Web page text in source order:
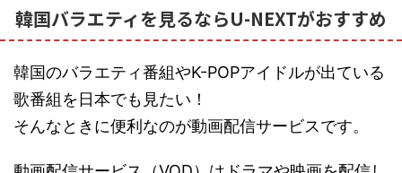
韓国バラエティを見るならU-NEXTがおすすめ
韓国のバラエティ番組やK-POPアイドルが出ている
歌番組を日本でも見たい！
そんなときに便利なのが動画配信サービスです。